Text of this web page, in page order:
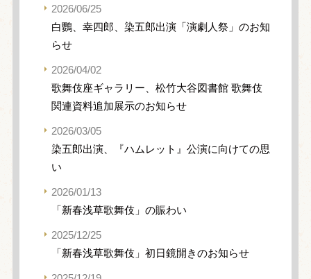
2026/06/25
白鸚、幸四郎、染五郎出演「演劇人祭」のお知
らせ
2026/04/02
歌舞伎座ギャラリー、松竹大谷図書館 歌舞伎
関連資料追加展示のお知らせ
2026/03/05
染五郎出演、『ハムレット』公演に向けての思
い
2026/01/13
「新春浅草歌舞伎」の賑わい
2025/12/25
「新春浅草歌舞伎」初日鏡開きのお知らせ